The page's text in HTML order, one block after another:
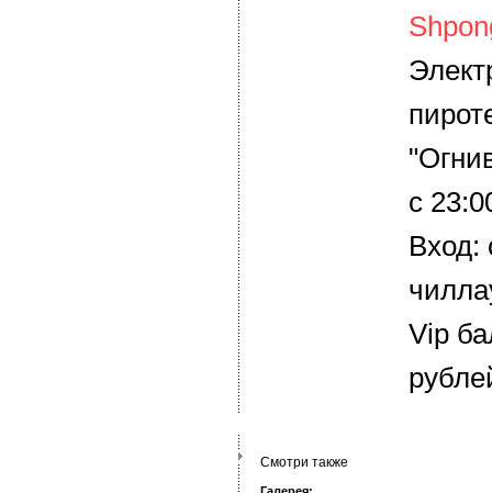
с
Вход:
Vip
Смотри также